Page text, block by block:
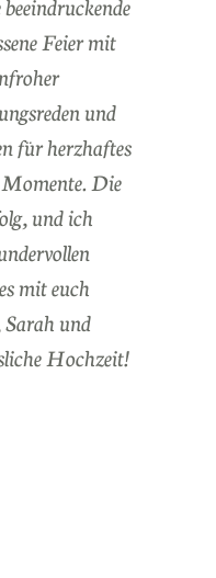
Feier mit
und
für herzhaftes
Die
und ich
mit euch
und
Hochzeit!